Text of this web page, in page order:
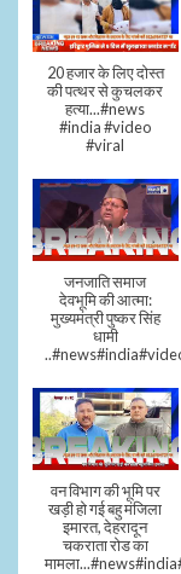
20 हजार के लिए दोस्त
की पत्थर से कुचलकर
हत्या...#news
#india #video
#viral
जनजाति समाज
देवभूमि की आत्मा:
मुख्यमंत्री पुष्कर सिंह
धामी
वन विभाग की भूमि पर
खड़ी हो गई बहु मंजिला
इमारत, देहरादून
चकराता रोड का